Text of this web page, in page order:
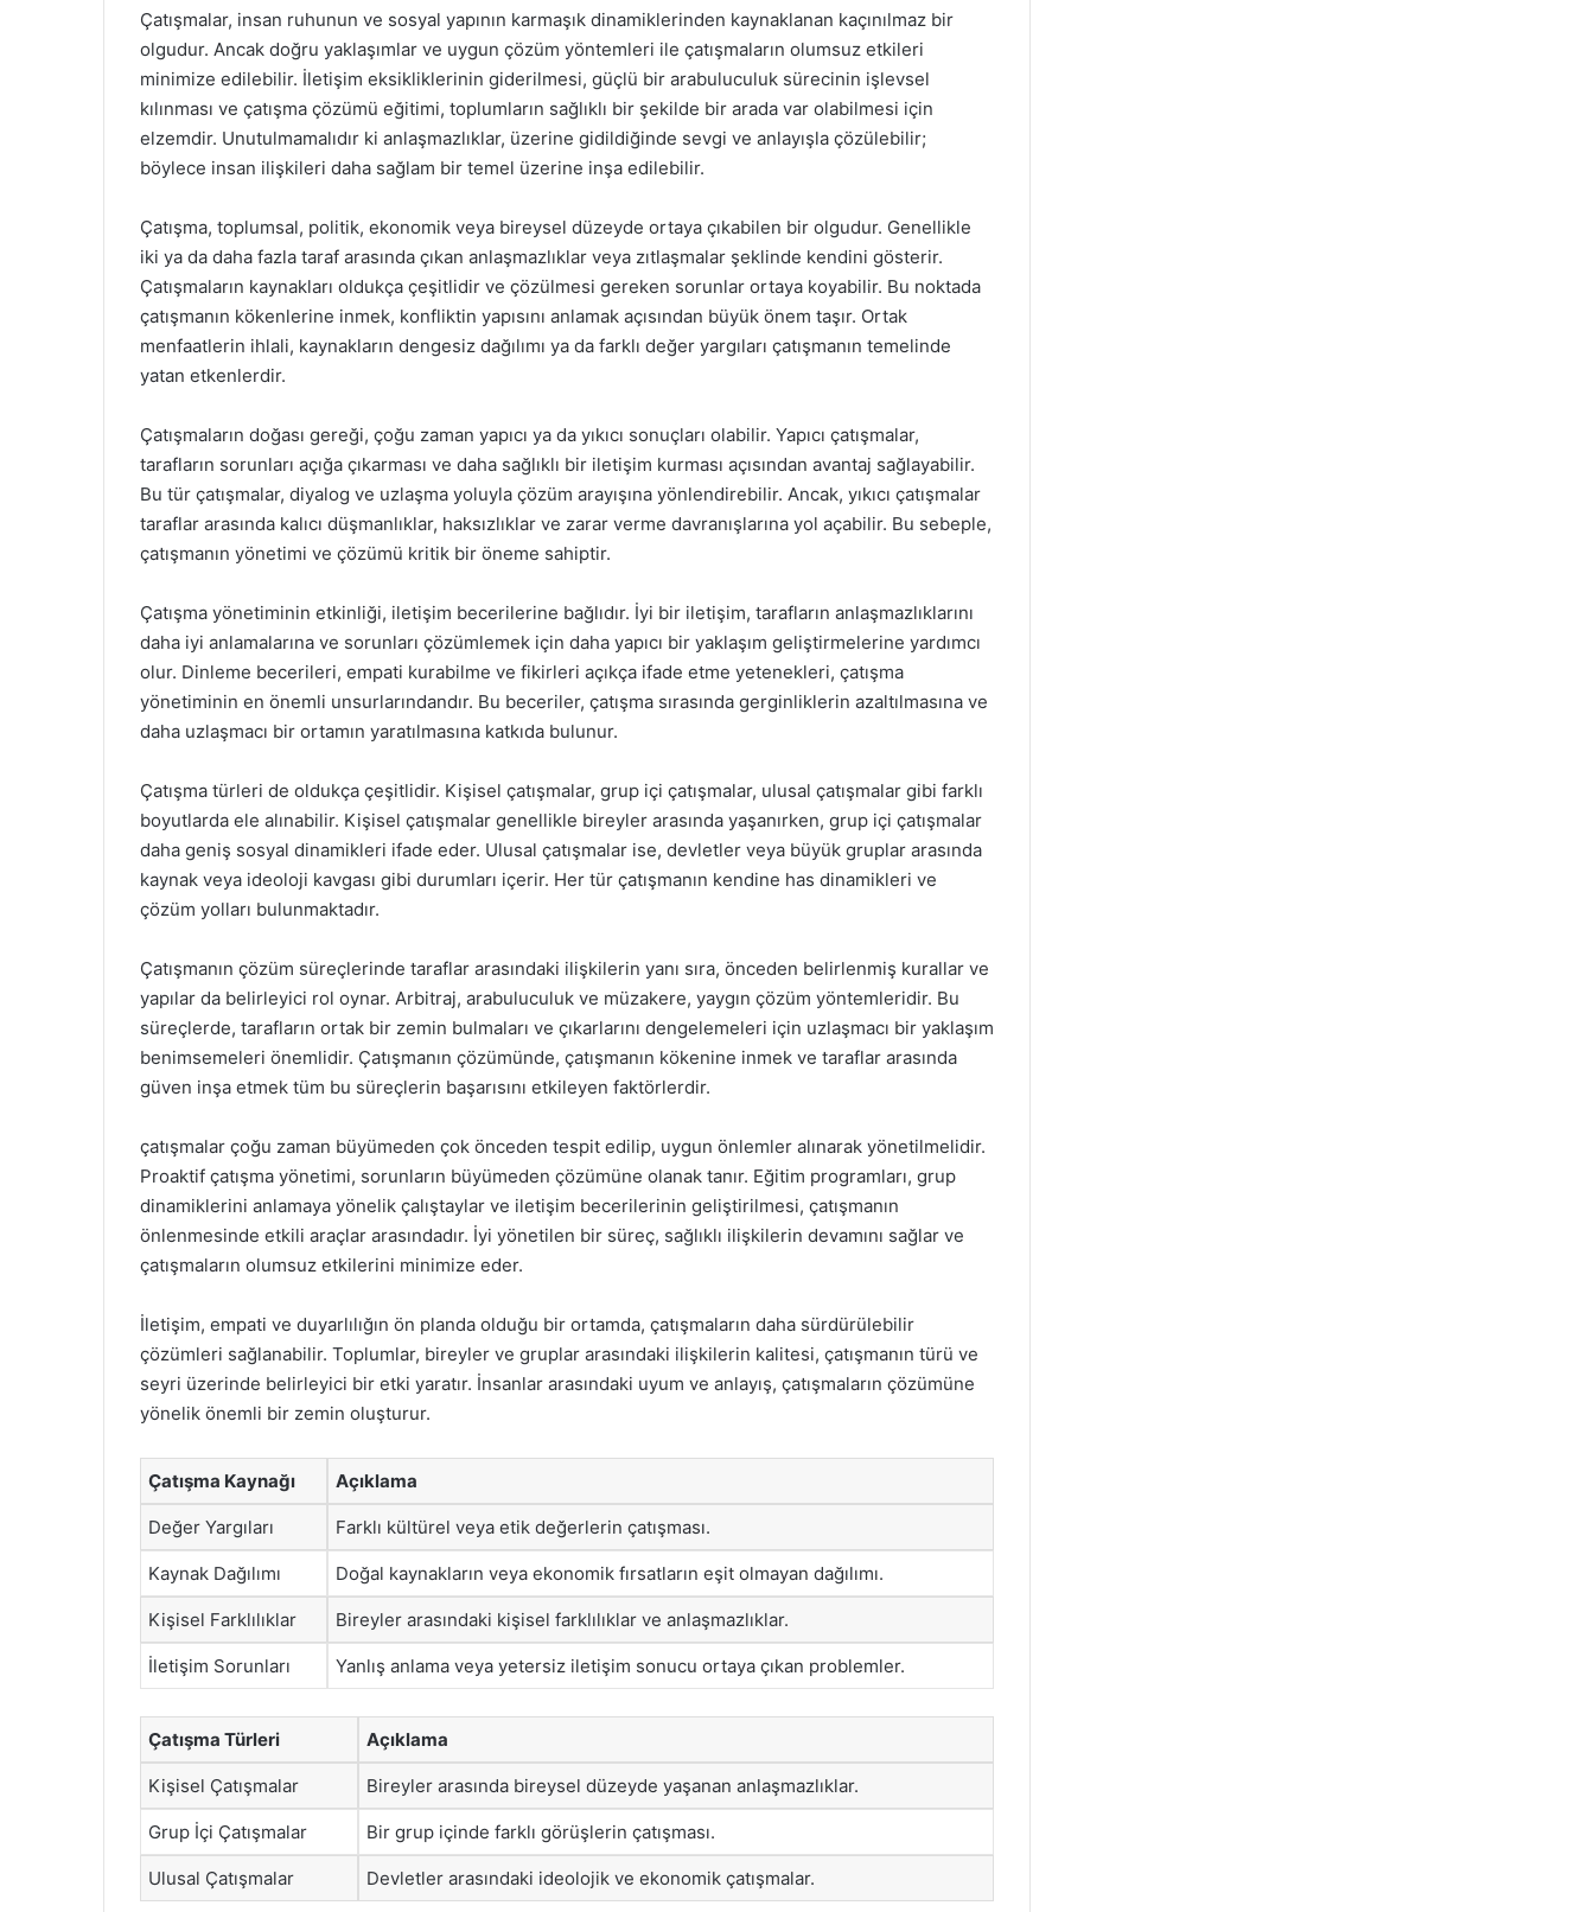
Çatışmalar, insan ruhunun ve sosyal yapının karmaşık dinamiklerinden kaynaklanan kaçınılmaz bir
olgudur. Ancak doğru yaklaşımlar ve uygun çözüm yöntemleri ile çatışmaların olumsuz etkileri
minimize edilebilir. İletişim eksikliklerinin giderilmesi, güçlü bir arabuluculuk sürecinin işlevsel
kılınması ve çatışma çözümü eğitimi, toplumların sağlıklı bir şekilde bir arada var olabilmesi için
elzemdir. Unutulmamalıdır ki anlaşmazlıklar, üzerine gidildiğinde sevgi ve anlayışla çözülebilir;
böylece insan ilişkileri daha sağlam bir temel üzerine inşa edilebilir.
Çatışma, toplumsal, politik, ekonomik veya bireysel düzeyde ortaya çıkabilen bir olgudur. Genellikle
iki ya da daha fazla taraf arasında çıkan anlaşmazlıklar veya zıtlaşmalar şeklinde kendini gösterir.
Çatışmaların kaynakları oldukça çeşitlidir ve çözülmesi gereken sorunlar ortaya koyabilir. Bu noktada
çatışmanın kökenlerine inmek, konfliktin yapısını anlamak açısından büyük önem taşır. Ortak
menfaatlerin ihlali, kaynakların dengesiz dağılımı ya da farklı değer yargıları çatışmanın temelinde
yatan etkenlerdir.
Çatışmaların doğası gereği, çoğu zaman yapıcı ya da yıkıcı sonuçları olabilir. Yapıcı çatışmalar,
tarafların sorunları açığa çıkarması ve daha sağlıklı bir iletişim kurması açısından avantaj sağlayabilir.
Bu tür çatışmalar, diyalog ve uzlaşma yoluyla çözüm arayışına yönlendirebilir. Ancak, yıkıcı çatışmalar
taraflar arasında kalıcı düşmanlıklar, haksızlıklar ve zarar verme davranışlarına yol açabilir. Bu sebeple,
çatışmanın yönetimi ve çözümü kritik bir öneme sahiptir.
Çatışma yönetiminin etkinliği, iletişim becerilerine bağlıdır. İyi bir iletişim, tarafların anlaşmazlıklarını
daha iyi anlamalarına ve sorunları çözümlemek için daha yapıcı bir yaklaşım geliştirmelerine yardımcı
olur. Dinleme becerileri, empati kurabilme ve fikirleri açıkça ifade etme yetenekleri, çatışma
yönetiminin en önemli unsurlarındandır. Bu beceriler, çatışma sırasında gerginliklerin azaltılmasına ve
daha uzlaşmacı bir ortamın yaratılmasına katkıda bulunur.
Çatışma türleri de oldukça çeşitlidir. Kişisel çatışmalar, grup içi çatışmalar, ulusal çatışmalar gibi farklı
boyutlarda ele alınabilir. Kişisel çatışmalar genellikle bireyler arasında yaşanırken, grup içi çatışmalar
daha geniş sosyal dinamikleri ifade eder. Ulusal çatışmalar ise, devletler veya büyük gruplar arasında
kaynak veya ideoloji kavgası gibi durumları içerir. Her tür çatışmanın kendine has dinamikleri ve
çözüm yolları bulunmaktadır.
Çatışmanın çözüm süreçlerinde taraflar arasındaki ilişkilerin yanı sıra, önceden belirlenmiş kurallar ve
yapılar da belirleyici rol oynar. Arbitraj, arabuluculuk ve müzakere, yaygın çözüm yöntemleridir. Bu
süreçlerde, tarafların ortak bir zemin bulmaları ve çıkarlarını dengelemeleri için uzlaşmacı bir yaklaşım
benimsemeleri önemlidir. Çatışmanın çözümünde, çatışmanın kökenine inmek ve taraflar arasında
güven inşa etmek tüm bu süreçlerin başarısını etkileyen faktörlerdir.
çatışmalar çoğu zaman büyümeden çok önceden tespit edilip, uygun önlemler alınarak yönetilmelidir.
Proaktif çatışma yönetimi, sorunların büyümeden çözümüne olanak tanır. Eğitim programları, grup
dinamiklerini anlamaya yönelik çalıştaylar ve iletişim becerilerinin geliştirilmesi, çatışmanın
önlenmesinde etkili araçlar arasındadır. İyi yönetilen bir süreç, sağlıklı ilişkilerin devamını sağlar ve
çatışmaların olumsuz etkilerini minimize eder.
İletişim, empati ve duyarlılığın ön planda olduğu bir ortamda, çatışmaların daha sürdürülebilir
çözümleri sağlanabilir. Toplumlar, bireyler ve gruplar arasındaki ilişkilerin kalitesi, çatışmanın türü ve
seyri üzerinde belirleyici bir etki yaratır. İnsanlar arasındaki uyum ve anlayış, çatışmaların çözümüne
yönelik önemli bir zemin oluşturur.
Çatışma Kaynağı Açıklama
Değer Yargıları Farklı kültürel veya etik değerlerin çatışması.
Kaynak Dağılımı Doğal kaynakların veya ekonomik fırsatların eşit olmayan dağılımı.
Kişisel Farklılıklar Bireyler arasındaki kişisel farklılıklar ve anlaşmazlıklar.
İletişim Sorunları Yanlış anlama veya yetersiz iletişim sonucu ortaya çıkan problemler.
Çatışma Türleri Açıklama
Kişisel Çatışmalar Bireyler arasında bireysel düzeyde yaşanan anlaşmazlıklar.
Grup İçi Çatışmalar Bir grup içinde farklı görüşlerin çatışması.
Ulusal Çatışmalar Devletler arasındaki ideolojik ve ekonomik çatışmalar.